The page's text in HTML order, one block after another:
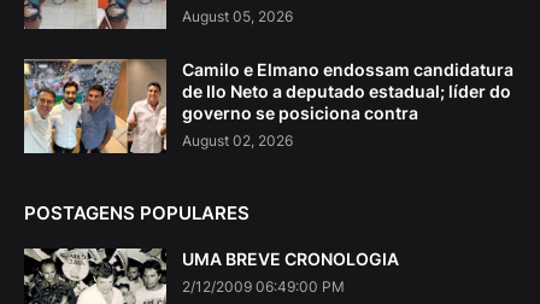
August 05, 2026
Camilo e Elmano endossam candidatura
de Ilo Neto a deputado estadual; líder do
governo se posiciona contra
August 02, 2026
POSTAGENS POPULARES
UMA BREVE CRONOLOGIA
2/12/2009 06:49:00 PM